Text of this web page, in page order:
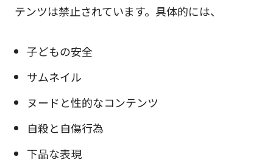
テンツは禁止されています。具体的には、
子どもの安全
サムネイル
ヌードと性的なコンテンツ
自殺と自傷行為
下品な表現